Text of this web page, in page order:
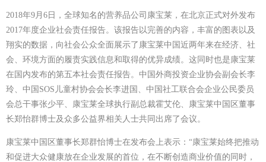
2018年9月6日，全球知名的营养品公司康宝莱，在北京正式对外发布
2017年度企业社会责任报告。该报告以完善的内容，丰富的图表以及
翔实的数据，向社会公众全面展示了康宝莱中国近两年来在经济、社
会、环境方面的履责实践信息和取得的优异成绩。这同时也是康宝莱
在国内发布的第五本社会责任报告。中国外商投资企业协会副会长李
玲、中国SOS儿童村协会会长李进国、中国社工联合会企业公民委员
会总干事张少平、康宝莱全球执行副总裁霍艾伦、康宝莱中国区董事
长郑怡群博士及众多公益界相关人士共同出席了会议。
康宝莱中国区董事长郑群怡博士在发布会上表示：“康宝莱始终把推动
和促进大众健康放在企业发展的首位，在不断创造商业价值的同时，